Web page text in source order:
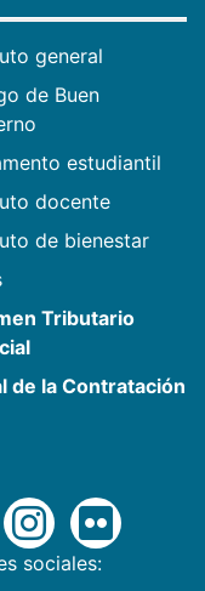
general
de Buen
estudiantil
docente
de bienestar
Tributario
de la Contratación
sociales: